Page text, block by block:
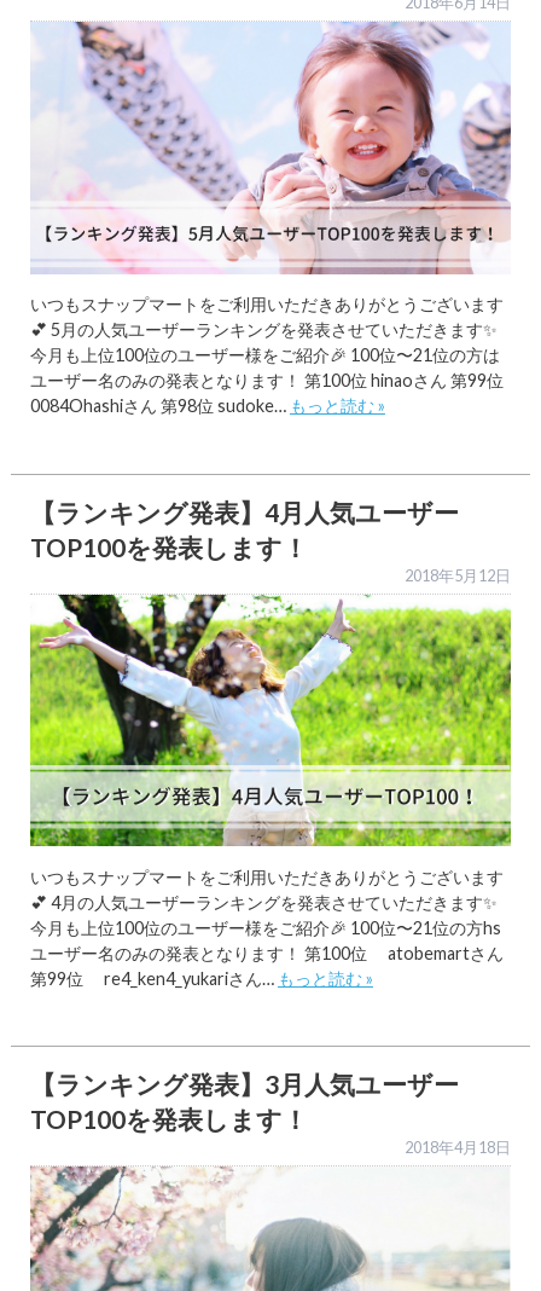
いつもスナップマートをご利用いただきありがとうございます
💕 5月の人気ユーザーランキングを発表させていただきます✨
今月も上位100位のユーザー様をご紹介🎉 100位〜21位の方は
ユーザー名のみの発表となります！ 第100位 hinaoさん 第99位
0084Ohashiさん 第98位 sudoke… もっと読む »
【ランキング発表】4月人気ユーザー
TOP100を発表します！
2018年5月12日
いつもスナップマートをご利用いただきありがとうございます
💕 4月の人気ユーザーランキングを発表させていただきます✨
今月も上位100位のユーザー様をご紹介🎉 100位〜21位の方hs
ユーザー名のみの発表となります！ 第100位 atobemartさん
第99位 re4_ken4_yukariさん…
もっと読む »
【ランキング発表】3月人気ユーザー
TOP100を発表します！
2018年4月18日